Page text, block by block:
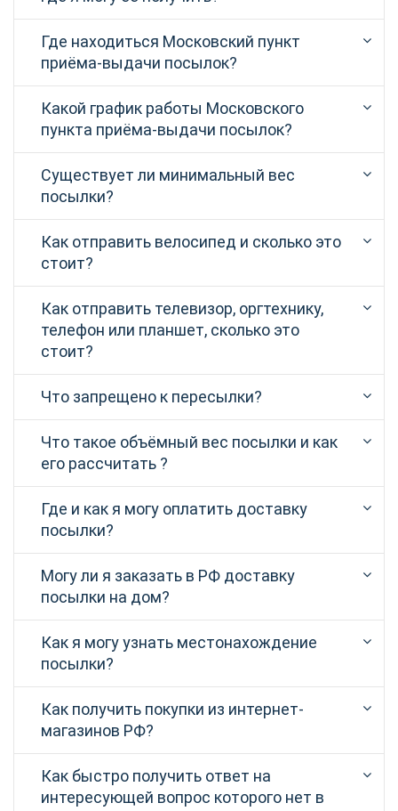
Где находиться Московский пункт
приёма-выдачи посылок?
Какой график работы Московского
пункта приёма-выдачи посылок?
Существует ли минимальный вес
посылки?
Как отправить велосипед и сколько это
стоит?
Как отправить телевизор, оргтехнику,
телефон или планшет, сколько это
стоит?
Что запрещено к пересылки?
Что такое объёмный вес посылки и как
его рассчитать ?
Где и как я могу оплатить доставку
посылки?
Могу ли я заказать в РФ доставку
посылки на дом?
Как я могу узнать местонахождение
посылки?
Как получить покупки из интернет-
магазинов РФ?
Как быстро получить ответ на
интересующей вопрос которого нет в